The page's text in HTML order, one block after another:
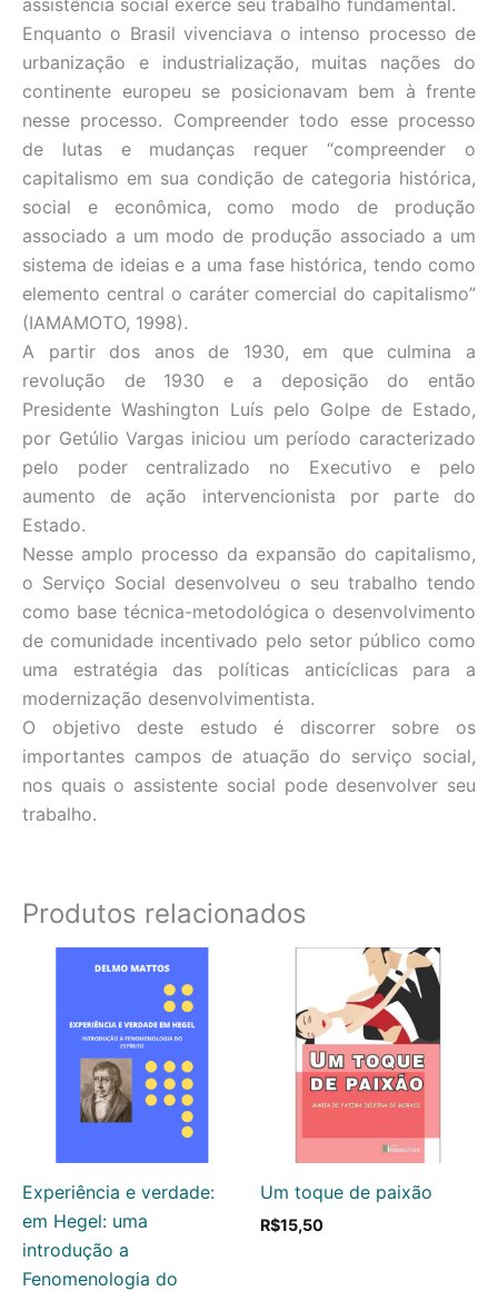
assistência social exerce seu trabalho fundamental.
Enquanto o Brasil vivenciava o intenso processo de
urbanização e industrialização, muitas nações do
continente europeu se posicionavam bem à frente
nesse processo. Compreender todo esse processo
de lutas e mudanças requer “compreender o
capitalismo em sua condição de categoria histórica,
social e econômica, como modo de produção
associado a um modo de produção associado a um
sistema de ideias e a uma fase histórica, tendo como
elemento central o caráter comercial do capitalismo”
(IAMAMOTO, 1998).
A partir dos anos de 1930, em que culmina a
revolução de 1930 e a deposição do então
Presidente Washington Luís pelo Golpe de Estado,
por Getúlio Vargas iniciou um período caracterizado
pelo poder centralizado no Executivo e pelo
aumento de ação intervencionista por parte do
Estado.
Nesse amplo processo da expansão do capitalismo,
o Serviço Social desenvolveu o seu trabalho tendo
como base técnica-metodológica o desenvolvimento
de comunidade incentivado pelo setor público como
uma estratégia das políticas anticíclicas para a
modernização desenvolvimentista.
O objetivo deste estudo é discorrer sobre os
importantes campos de atuação do serviço social,
nos quais o assistente social pode desenvolver seu
trabalho.
Produtos relacionados
Experiência e verdade:
em Hegel: uma
introdução a
Fenomenologia do
Um toque de paixão
R$15,50